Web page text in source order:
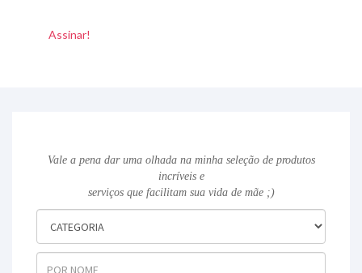
Vale a pena dar uma olhada na minha seleção de produtos
incríveis e
serviços que facilitam sua vida de mãe ;)